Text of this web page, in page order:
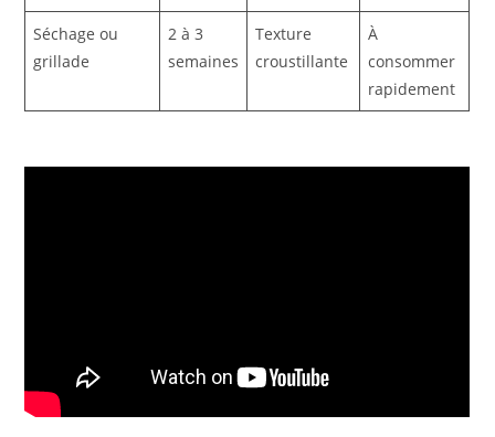
Séchage ou
grillade
2 à 3
semaines
Texture
croustillante
À
consommer
rapidement